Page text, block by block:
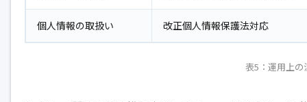
個人情報の取扱い 改正個人情報保護法対応
表5：運用上の